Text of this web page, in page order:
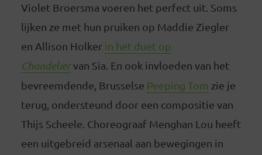
Violet Broersma voeren het perfect uit. Soms
lijken ze met hun pruiken op Maddie Ziegler
en Allison Holker in het duet op
Chandeliervan Sia. En ook invloeden van het
bevreemdende, Brusselse Peeping Tom zie je
terug, ondersteund door een compositie van
Thijs Scheele. Choreograaf Menghan Lou heeft
een uitgebreid arsenaal aan bewegingen in